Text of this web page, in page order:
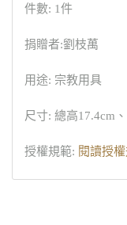
件數: 1件
捐贈者:劉枝萬
用途: 宗教用具
尺寸: 總高17.4cm
授權規範: 閱讀授